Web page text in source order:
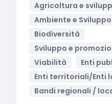
Agricoltura e
Ambiente e
Biodiversità
Sviluppo e
Viabilità
Enti
Enti territoriali/Enti
Bandi regionali /